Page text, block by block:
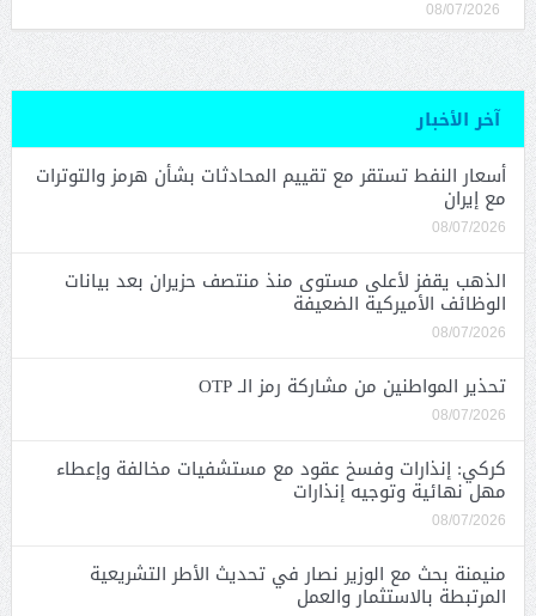
08/07/2026
آخر الأخبار
أسعار النفط تستقر مع تقييم المحادثات بشأن هرمز والتوترات
مع إيران
08/07/2026
الذهب يقفز لأعلى مستوى منذ منتصف حزيران بعد بيانات
الوظائف الأميركية الضعيفة
08/07/2026
تحذير المواطنين من مشاركة رمز الـ OTP
08/07/2026
كركي: إنذارات وفسخ عقود مع مستشفيات مخالفة وإعطاء
مهل نهائية وتوجيه إنذارات
08/07/2026
منيمنة بحث مع الوزير نصار في تحديث الأطر التشريعية
المرتبطة بالاستثمار والعمل